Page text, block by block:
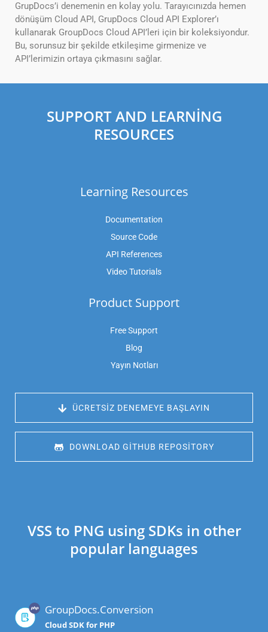
GrupDocs’i denemenin en kolay yolu. Tarayıcınızda hemen
dönüşüm Cloud API, GrupDocs Cloud API Explorer’ı
kullanarak GroupDocs Cloud API’leri için bir koleksiyondur.
Bu, sorunsuz bir şekilde etkileşime girmenize ve
API’lerimizin ortaya çıkmasını sağlar.
SUPPORT AND LEARNING
RESOURCES
Learning Resources
Documentation
Source Code
API References
Video Tutorials
Product Support
Free Support
Blog
Yayın Notları
ÜCRETSIZ DENEMEYE BAŞLAYIN
DOWNLOAD GITHUB REPOSITORY
VSS to PNG using SDKs in other
popular languages
GroupDocs.Conversion
Cloud SDK for PHP